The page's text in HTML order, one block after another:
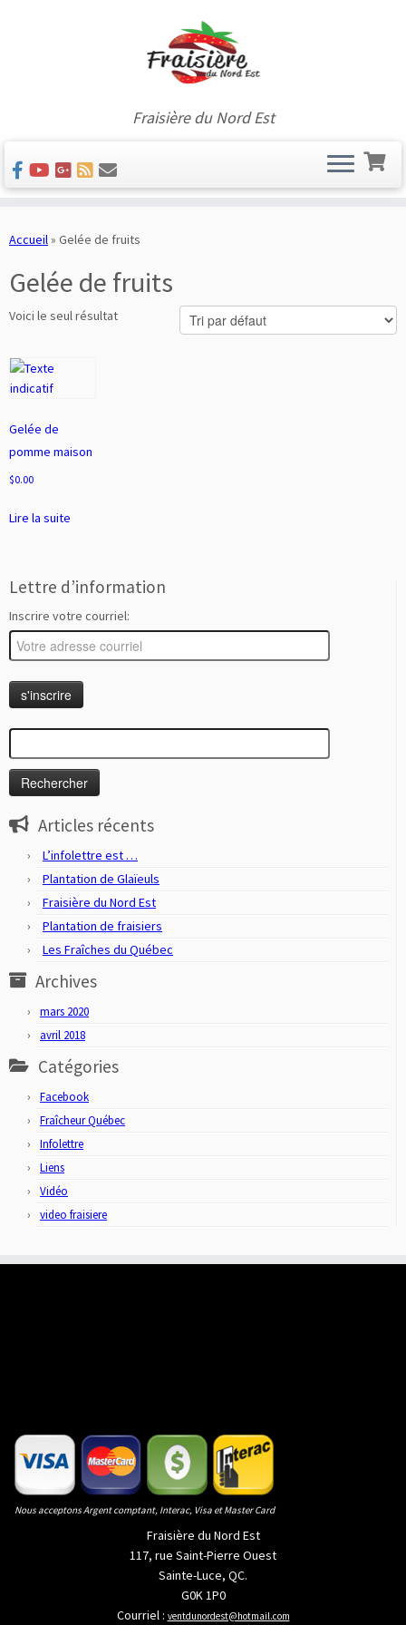
to
Fraisière du Nord Est
Accueil» Gelée de fruits
Gelée de fruits
Voici le seul résultat
Gelée de
pomme maison
$0.00
Lire la suite
Lettre d’information
Inscrire votre courriel:
Rechercher :
Articles récents
L’infolettre est …
Plantation de Glaïeuls
Fraisière du Nord Est
Plantation de fraisiers
Les Fraîches du Québec
Archives
mars 2020
avril 2018
Catégories
Facebook
Fraîcheur Québec
Infolettre
Liens
Vidéo
video fraisiere
Nous acceptons Argent comptant, Interac, Visa et Master Card
Fraisière du Nord Est
117, rue Saint-Pierre Ouest
Sainte-Luce, QC.
G0K 1P0
Courriel : ventdunordest@hotmail.com